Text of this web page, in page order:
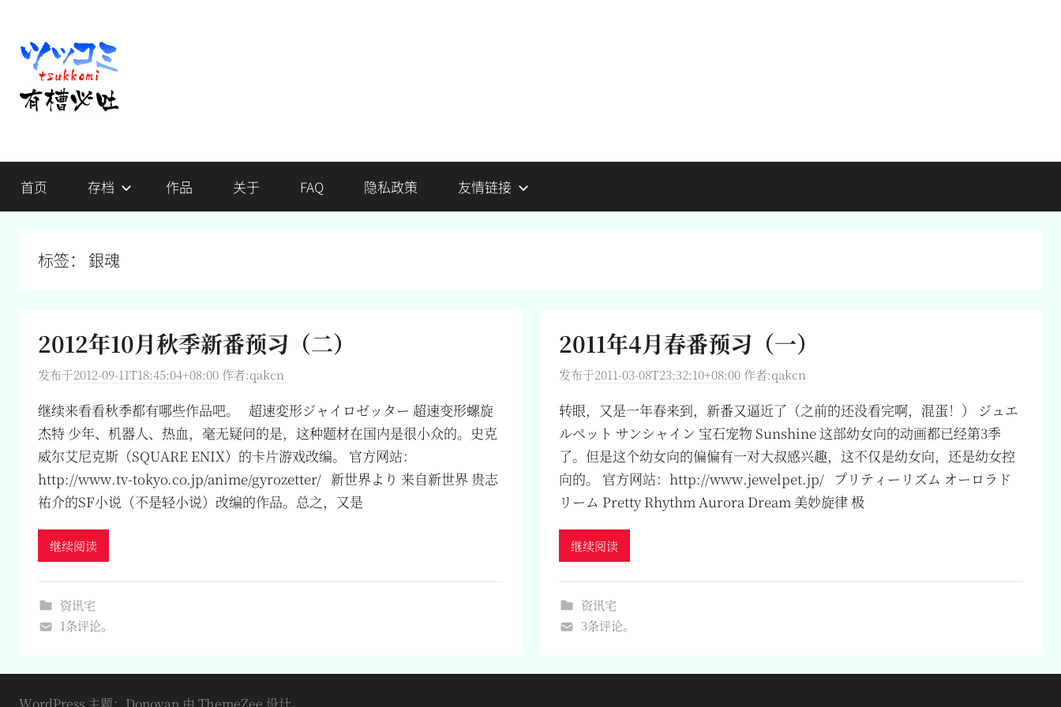
有
槽
必
吐
槽，
首页 存档 作品 关于 FAQ 隐私政策 友情链接
标签： 銀魂
2012年10月秋季新番预习（二）
发布于2012-09-11T18:45:04+08:00 作者:qakcn
继续来看看秋季都有哪些作品吧。 超速変形ジャイロゼッター 超速变形螺旋
杰特 少年、机器人、热血，毫无疑问的是，这种题材在国内是很小众的。史克
威尔艾尼克斯（SQUARE ENIX）的卡片游戏改编。 官方网站：
http://www.tv-tokyo.co.jp/anime/gyrozetter/ 新世界より 来自新世界 贵志
祐介的SF小说（不是轻小说）改编的作品。总之，又是
继续阅读
资讯宅
1条评论。
2011年4月春番预习（一）
发布于2011-03-08T23:32:10+08:00 作者:qakcn
转眼，又是一年春来到，新番又逼近了（之前的还没看完啊，混蛋！） ジュエ
ルペット サンシャイン 宝石宠物 Sunshine 这部幼女向的动画都已经第3季
了。但是这个幼女向的偏偏有一对大叔感兴趣，这不仅是幼女向，还是幼女控
向的。 官方网站：http://www.jewelpet.jp/ プリティーリズム オーロラド
リーム Pretty Rhythm Aurora Dream 美妙旋律 极
继续阅读
资讯宅
3条评论。